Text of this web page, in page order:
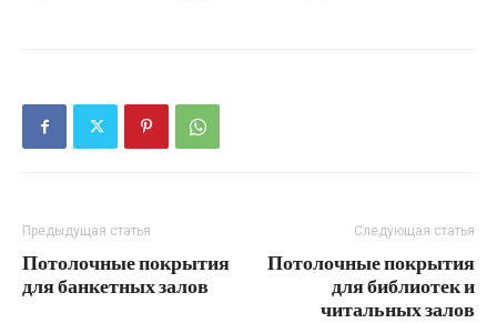
Предыдущая статья
Потолочные покрытия
для банкетных залов
Следующая статья
Потолочные покрытия
для библиотек и
читальных залов